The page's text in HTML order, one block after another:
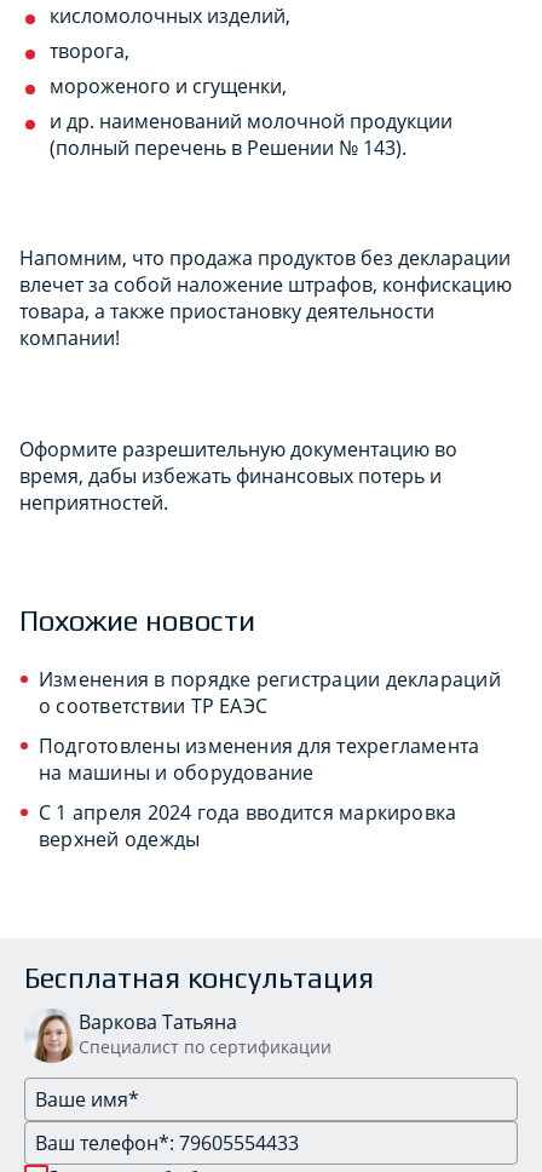
кисломолочных изделий,
творога,
мороженого и сгущенки,
и др. наименований молочной продукции
(полный перечень в Решении № 143).
Напомним, что продажа продуктов без декларации
влечет за собой наложение штрафов, конфискацию
товара, а также приостановку деятельности
компании!
Оформите разрешительную документацию во
время, дабы избежать финансовых потерь и
неприятностей.
Похожие новости
Изменения в порядке регистрации деклараций
о соответствии ТР ЕАЭС
Подготовлены изменения для техрегламента
на машины и оборудование
С 1 апреля 2024 года вводится маркировка
верхней одежды
Бесплатная консультация
Варкова Татьяна
Специалист по сертификации